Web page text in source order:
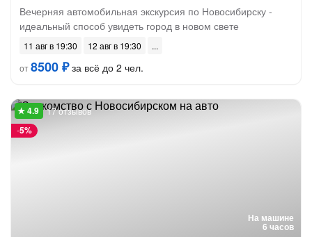
Вечерняя автомобильная экскурсия по Новосибирску -
идеальный способ увидеть город в новом свете
11 авг в 19:30
12 авг в 19:30
от8500 ₽за всё до 2 чел.
На машине
6 часов
-5%
17 отзывов